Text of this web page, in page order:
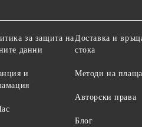
за защита на
данни
и
Доставка и
стока
Методи на
Авторски права
Блог